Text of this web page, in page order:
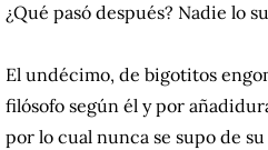
¿Qué pasó después? Nadie lo
El undécimo, de bigotitos
filósofo según él y por
por lo cual nunca se supo de